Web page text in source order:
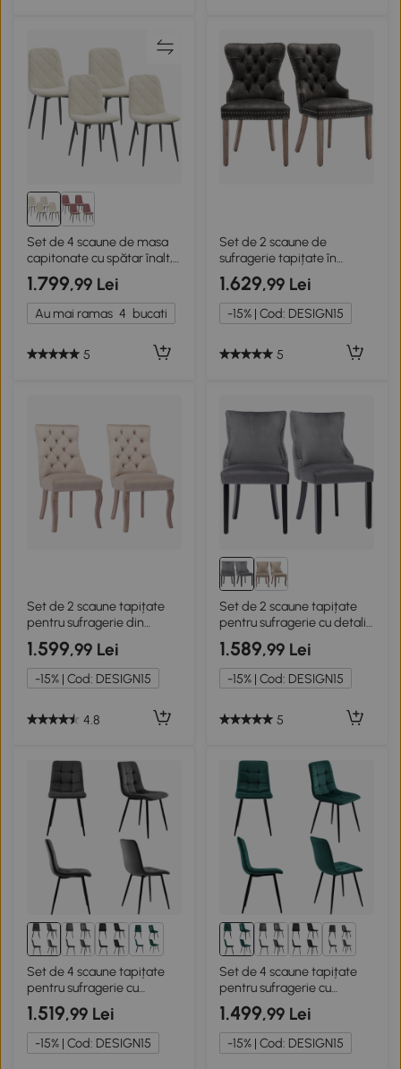
Set de 4 scaune de masa
capitonate cu spătar înalt,
picioare din oțel și material
textil, crem
1.799,99 Lei
Au mai ramas 4 bucati
5
Set de 2 scaune de
sufragerie tapițate în
catifea, Gri
1.629,99 Lei
-15% | Cod: DESIGN15
5
Set de 2 scaune tapițate
pentru sufragerie din
catifea cu spătar înalt
matlasat cu nasturi,Bej
1.599,99 Lei
-15% | Cod: DESIGN15
4.8
Set de 2 scaune tapițate
pentru sufragerie cu detalii
de nasturi și nituri
metalice,Gri
1.589,99 Lei
-15% | Cod: DESIGN15
5
1+
Set de 4 scaune tapițate
pentru sufragerie cu
spătar,Gri
1.519,99 Lei
-15% | Cod: DESIGN15
1+
Set de 4 scaune tapițate
pentru sufragerie cu
spătar,Verde
1.499,99 Lei
-15% | Cod: DESIGN15